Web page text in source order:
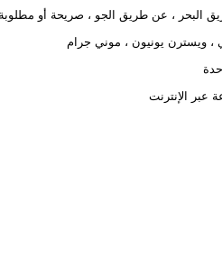
البحر ، عن طريق الجو ، صريحة أو مطلوبة
، ويسترن يونيون ، موني جرام